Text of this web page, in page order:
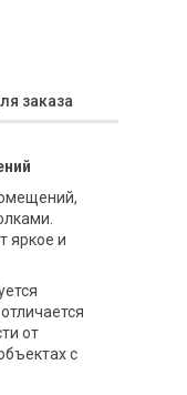
заказа
яркое и
от
с